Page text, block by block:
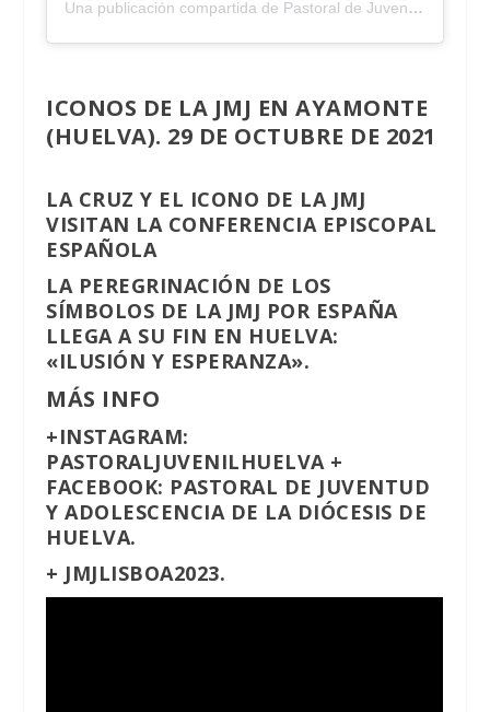
Una publicación compartida de Pastoral de Juventud – Huelva (@pastoraljuvenilhuelva)
ICONOS DE LA JMJ EN AYAMONTE
(HUELVA). 29 DE OCTUBRE DE 2021
LA CRUZ Y EL ICONO DE LA JMJ
VISITAN LA CONFERENCIA EPISCOPAL
ESPAÑOLA
LA PEREGRINACIÓN DE LOS
SÍMBOLOS DE LA JMJ POR ESPAÑA
LLEGA A SU FIN EN HUELVA:
«ILUSIÓN Y ESPERANZA».
MÁS INFO
+INSTAGRAM:
PASTORALJUVENILHUELVA +
FACEBOOK: PASTORAL DE JUVENTUD
Y ADOLESCENCIA DE LA DIÓCESIS DE
HUELVA.
+ JMJLISBOA2023.